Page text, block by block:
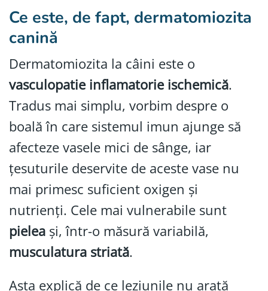
Ce este, de fapt, dermatomiozita
canină
Dermatomiozita la câini este o
vasculopatie inflamatorie ischemică.
Tradus mai simplu, vorbim despre o
boală în care sistemul imun ajunge să
afecteze vasele mici de sânge, iar
țesuturile deservite de aceste vase nu
mai primesc suficient oxigen și
nutrienți. Cele mai vulnerabile sunt
pielea și, într-o măsură variabilă,
musculatura striată.
Asta explică de ce leziunile nu arată